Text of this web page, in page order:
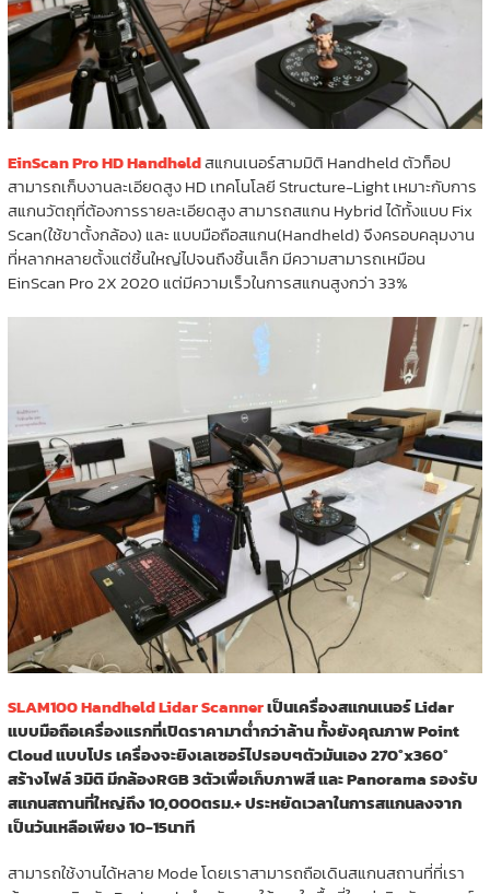
EinScan Pro HD Handheldสแกนเนอร์สามมิติ Handheld ตัวท็อป
สามารถเก็บงานละเอียดสูง HD เทคโนโลยี Structure-Light เหมาะกับการ
สแกนวัตถุที่ต้องการรายละเอียดสูง สามารถสแกน Hybrid ได้ทั้งแบบ Fix
Scan(ใช้ขาตั้งกล้อง) และ แบบมือถือสแกน(Handheld) จึงครอบคลุมงาน
ที่หลากหลายตั้งแต่ชิ้นใหญ่ไปจนถึงชิ้นเล็ก มีความสามารถเหมือน
EinScan Pro 2X 2020 แต่มีความเร็วในการสแกนสูงกว่า 33%
SLAM100 Handheld Lidar Scannerเป็นเครื่องสแกนเนอร์ Lidar
แบบมือถือเครื่องแรกที่เปิดราคามาต่ำกว่าล้าน ทั้งยังคุณภาพ Point
Cloud แบบโปร เครื่องจะยิงเลเซอร์ไปรอบๆตัวมันเอง 270°x360°
สร้างไฟล์ 3มิติ มีกล้องRGB 3ตัวเพื่อเก็บภาพสี และ Panorama รองรับ
สแกนสถานที่ใหญ่ถึง 10,000ตรม.+ ประหยัดเวลาในการสแกนลงจาก
เป็นวันเหลือเพียง 10-15นาที
สามารถใช้งานได้หลาย Mode โดยเราสามารถถือเดินสแกนสถานที่ที่เรา